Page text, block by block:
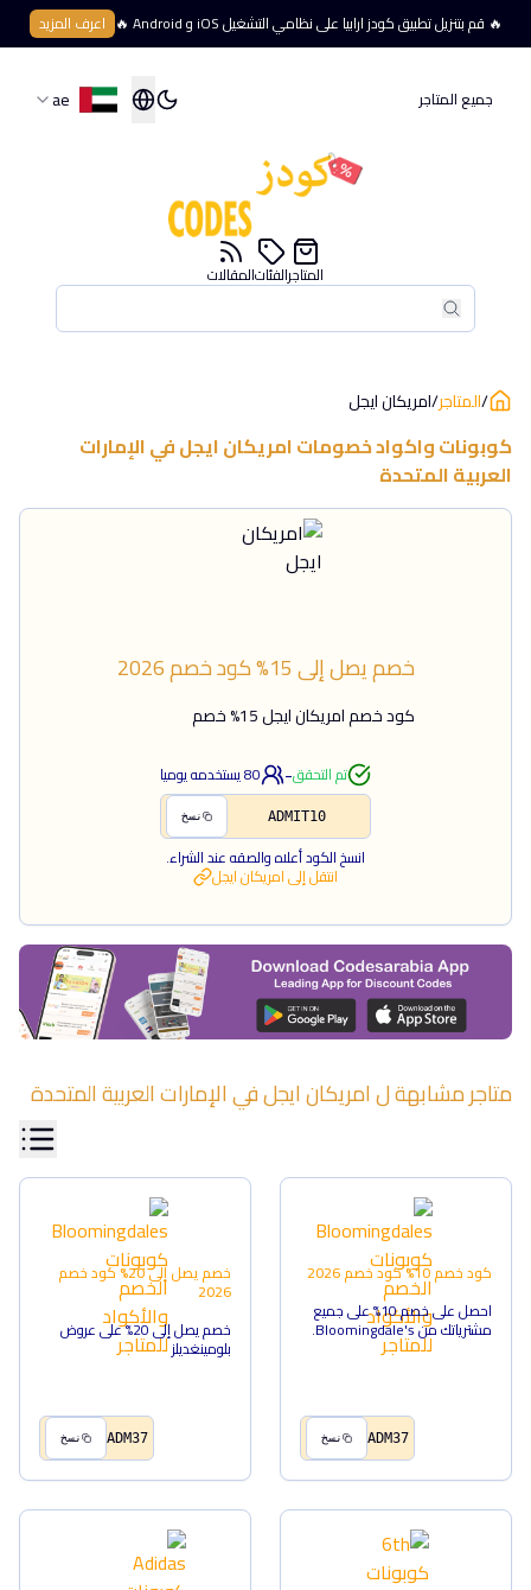
🔥 قم بتنزيل تطبيق كودز ارابيا على نظامي التشغيل iOS و Android 🔥 اعرف المزيد
جميع المتاجر ae
بحث
بحث
المتاجرالفئاتالمقالات
/المتاجر/امريكان ايجل
كوبونات واكواد خصوماتامريكان ايجلفيالإمارات
العربية المتحدة
خصم يصل إلى 15% كود خصم2026
كود خصم امريكان ايجل 15% خصم
تم التحقق-
80يستخدمه يوميا
ADMIT10 نسخ
انسخ الكود أعلاه والصقه عند الشراء.
انتقل إلىامريكان ايجل
متاجر مشابهة لامريكان ايجلفيالإمارات العربية المتحدة
كود خصم 10% كود خصم2026
احصل على خصم 10% على جميع
مشترياتك من Bloomingdale's.
ADM37 نسخ
خصم يصل إلى 20% كود خصم
2026
خصم يصل إلى 20% على عروض
بلومينغديلز
ADM37 نسخ